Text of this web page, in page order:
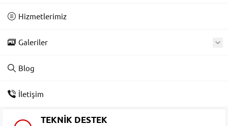
Hizmetlerimiz
Galeriler
Blog
İletişim
TEKNİK DESTEK